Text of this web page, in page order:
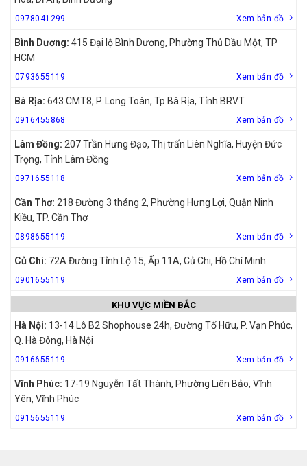
0978041299 Xem bản đồ
Bình Dương: 415 Đại lộ Bình Dương, Phường Thủ Dầu Một, TP
HCM
0793655119 Xem bản đồ
Bà Rịa: 643 CMT8, P. Long Toàn, Tp Bà Rịa, Tỉnh BRVT
0916455868 Xem bản đồ
Lâm Đồng: 207 Trần Hưng Đạo, Thị trấn Liên Nghĩa, Huyện Đức
Trọng, Tỉnh Lâm Đồng
0971655118 Xem bản đồ
Cần Thơ: 218 Đường 3 tháng 2, Phường Hưng Lợi, Quận Ninh
Kiều, TP. Cần Thơ
0898655119 Xem bản đồ
Củ Chi: 72A Đường Tỉnh Lộ 15, Ấp 11A, Củ Chi, Hồ Chí Minh
0901655119 Xem bản đồ
KHU VỰC MIỀN BẮC
Hà Nội: 13-14 Lô B2 Shophouse 24h, Đường Tố Hữu, P. Vạn Phúc,
Q. Hà Đông, Hà Nội
0916655119 Xem bản đồ
Vĩnh Phúc: 17-19 Nguyễn Tất Thành, Phường Liên Bảo, Vĩnh
Yên, Vĩnh Phúc
0915655119 Xem bản đồ